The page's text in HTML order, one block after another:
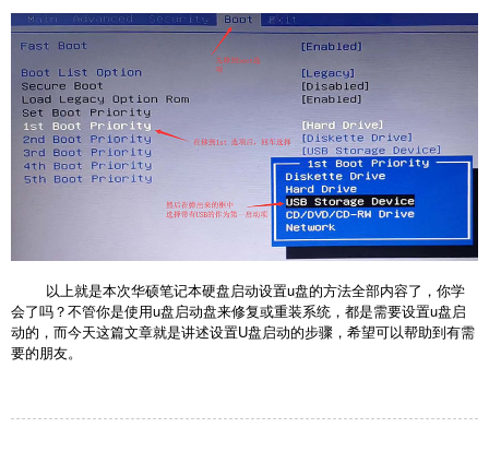
以上就是本次华硕笔记本硬盘启动设置u盘的方法全部内容了，你学
会了吗？不管你是使用u盘启动盘来修复或重装系统，都是需要设置u盘启
动的，而今天这篇文章就是讲述设置U盘启动的步骤，希望可以帮助到有需
要的朋友。